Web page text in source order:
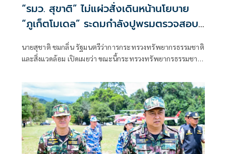
“รมว. สุขาติ” ไม่แผ่วสั่งเดินหน้านโยบาย
“ภูเก็ตโมเดล” ระดมกำลังปูพรมตรวจสอบ
พื้นที่ทั้งเกาะภูเก็ต อีก 40 จุด พร้อมเร่ง
ผลักดันประกาศป่านันทนาการหาดนุ้ย ภูเก็ต
นายสุชาติ ชมกลิ่น รัฐมนตรีว่าการกระทรวงทรัพยากรธรรมชาติ
และสิ่งแวดล้อม เปิดเผยว่า ขณะนี้กระทรวงทรัพยากรธรรมชาติ